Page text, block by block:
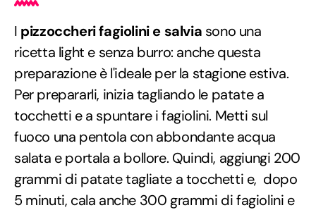
I pizzoccheri fagiolini e salvia sono una
ricetta light e senza burro: anche questa
preparazione è l'ideale per la stagione estiva.
Per prepararli, inizia tagliando le patate a
tocchetti e a spuntare i fagiolini. Metti sul
fuoco una pentola con abbondante acqua
salata e portala a bollore. Quindi, aggiungi 200
grammi di patate tagliate a tocchetti e, dopo
5 minuti, cala anche 300 grammi di fagiolini e